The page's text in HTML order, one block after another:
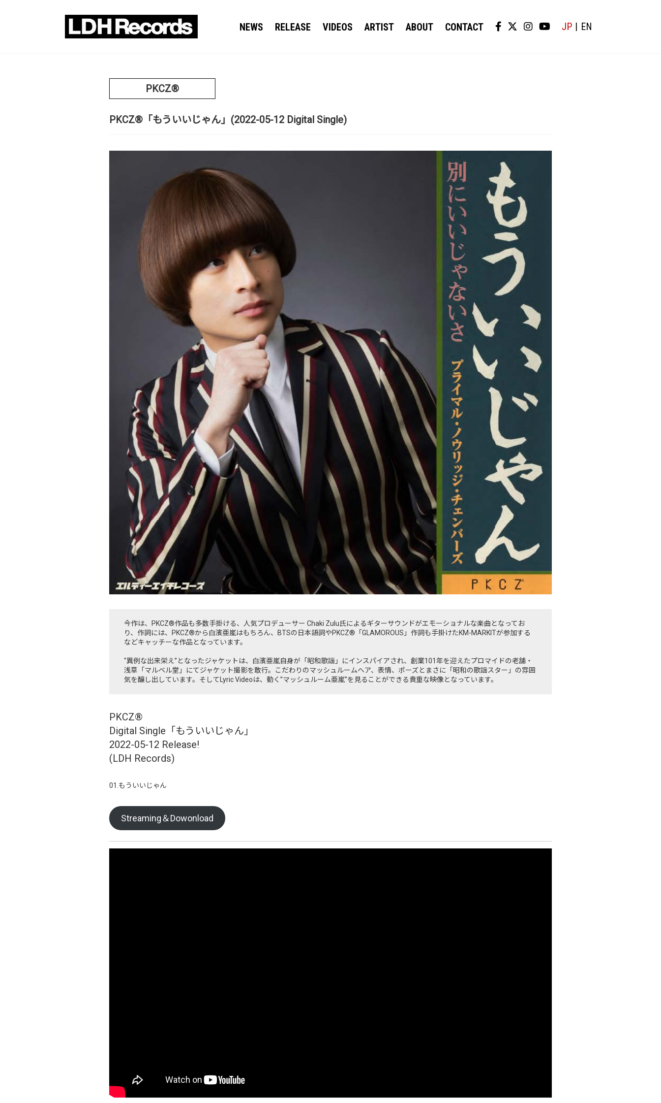
NEWS RELEASE VIDEOS ARTIST ABOUT CONTACT JP EN
PKCZ®
PKCZ®「もういいじゃん」(2022-05-12 Digital Single)
今作は、PKCZ®作品も多数手掛ける、人気プロデューサー Chaki Zulu氏によるギターサウンドがエモーショナルな楽曲となってお
り、作詞には、PKCZ®から白濱亜嵐はもちろん、BTSの日本語詞やPKCZ®「GLAMOROUS」作詞も手掛けたKM-MARKITが参加する
などキャッチーな作品となっています。
“異例な出来栄え”となったジャケットは、白濱亜嵐自身が「昭和歌謡」にインスパイアされ、創業101年を迎えたプロマイドの老舗・
浅草「マルベル堂」にてジャケット撮影を敢行。こだわりのマッシュルームヘア、表情、ポーズとまさに「昭和の歌謡スター」の雰囲
気を醸し出しています。そしてLyric Videoは、動く”マッシュルーム亜嵐”を見ることができる貴重な映像となっています。
PKCZ®
Digital Single「もういいじゃん」
2022-05-12 Release!
(LDH Records)
01.もういいじゃん
Streaming＆Dowonload